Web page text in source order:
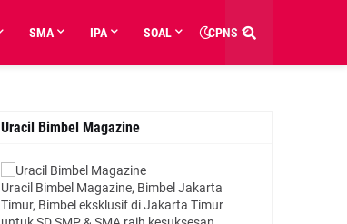
SMA IPA SOAL CPNS
Uracil Bimbel Magazine
Uracil Bimbel Magazine, Bimbel Jakarta
Timur, Bimbel eksklusif di Jakarta Timur